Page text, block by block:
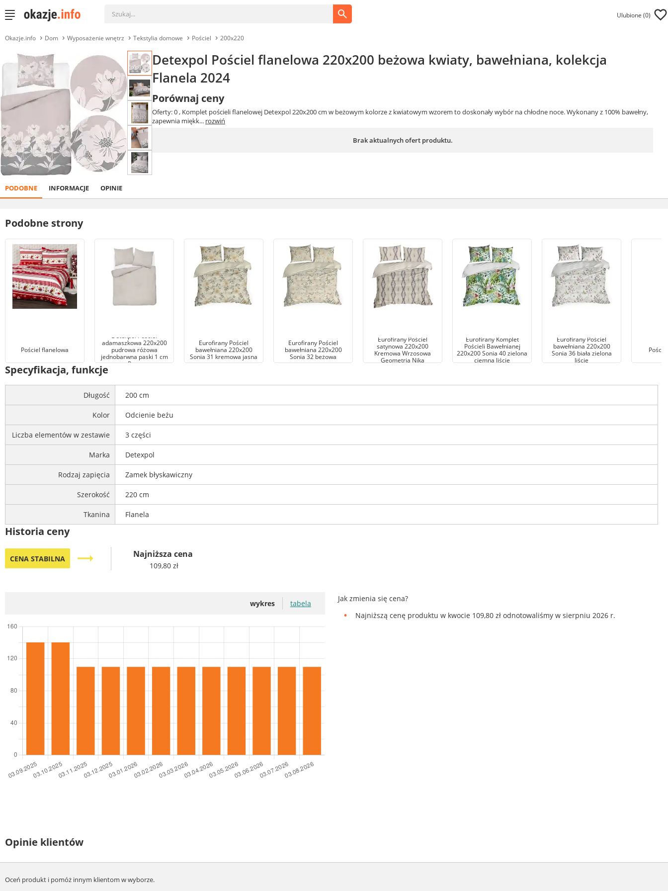
Ulubione (0)
Okazje.info Dom Wyposażenie wnętrz Tekstylia domowe Pościel 200x220
Detexpol Pościel flanelowa 220x200 beżowa kwiaty, bawełniana, kolekcja
Flanela 2024
Porównaj ceny
Oferty: 0, Komplet pościeli flanelowej Detexpol 220x200 cm w beżowym kolorze z kwiatowym wzorem to doskonały wybór na chłodne noce. Wykonany z 100% bawełny,
zapewnia miękk... rozwiń
Brak aktualnych ofert produktu.
PODOBNE INFORMACJE OPINIE
Podobne strony
Pościel flanelowa
Detexpol Pościel
adamaszkowa 220x200
pudrowa różowa
jednobarwna paski 1 cm
Pure
Eurofirany Pościel
bawełniana 220x200
Sonia 31 kremowa jasna
Eurofirany Pościel
bawełniana 220x200
Sonia 32 beżowa
Eurofirany Pościel
satynowa 220x200
Kremowa Wrzosowa
Geometria Nika
Eurofirany Komplet
Pościeli Bawełnianej
220x200 Sonia 40 zielona
ciemna liście
Eurofirany Pościel
bawełniana 220x200
Sonia 36 biała zielona
liście
Specyfikacja, funkcje
Długość 200 cm
Kolor Odcienie beżu
Liczba elementów w zestawie 3 części
Marka Detexpol
Rodzaj zapięcia Zamek błyskawiczny
Szerokość 220 cm
Tkanina Flanela
Historia ceny
CENA STABILNA trending_flat Najniższa cena
109,80 zł
wykres tabela
Jak zmienia się cena?
Najniższą cenę produktu w kwocie 109,80 zł odnotowaliśmy w sierpniu 2026 r.
Opinie klientów
Oceń produkt i pomóż innym klientom w wyborze.